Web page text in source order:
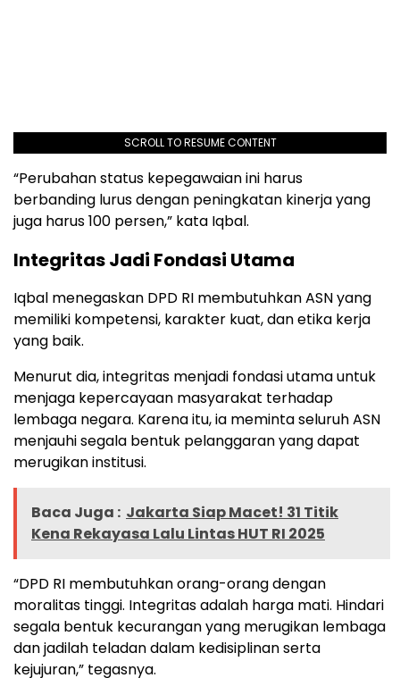
SCROLL TO RESUME CONTENT
“Perubahan status kepegawaian ini harus
berbanding lurus dengan peningkatan kinerja yang
juga harus 100 persen,” kata Iqbal.
Integritas Jadi Fondasi Utama
Iqbal menegaskan DPD RI membutuhkan ASN yang
memiliki kompetensi, karakter kuat, dan etika kerja
yang baik.
Menurut dia, integritas menjadi fondasi utama untuk
menjaga kepercayaan masyarakat terhadap
lembaga negara. Karena itu, ia meminta seluruh ASN
menjauhi segala bentuk pelanggaran yang dapat
merugikan institusi.
Baca Juga : Jakarta Siap Macet! 31 Titik
Kena Rekayasa Lalu Lintas HUT RI 2025
“DPD RI membutuhkan orang-orang dengan
moralitas tinggi. Integritas adalah harga mati. Hindari
segala bentuk kecurangan yang merugikan lembaga
dan jadilah teladan dalam kedisiplinan serta
kejujuran,” tegasnya.